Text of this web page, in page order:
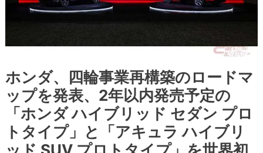
ホンダ、四輪事業再構築のロードマ
ップを発表、2年以内発売予定の
「ホンダ ハイブリッド セダン プロ
トタイプ」と「アキュラ ハイブリ